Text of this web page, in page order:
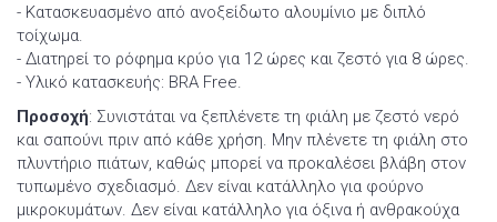
- Κατασκευασμένο από ανοξείδωτο αλουμίνιο με διπλό
τοίχωμα.
- Διατηρεί το ρόφημα κρύο για 12 ώρες και ζεστό για 8 ώρες.
- Υλικό κατασκευής: BRA Free.
Προσοχή: Συνιστάται να ξεπλένετε τη φιάλη με ζεστό νερό
και σαπούνι πριν από κάθε χρήση. Μην πλένετε τη φιάλη στο
πλυντήριο πιάτων, καθώς μπορεί να προκαλέσει βλάβη στον
τυπωμένο σχεδιασμό. Δεν είναι κατάλληλο για φούρνο
μικροκυμάτων. Δεν είναι κατάλληλο για όξινα ή ανθρακούχα